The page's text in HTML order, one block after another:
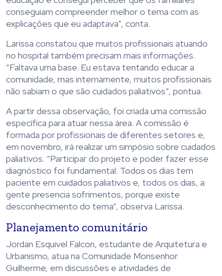
conseguiam compreender melhor o tema com as
explicações que eu adaptava”, conta.
Larissa constatou que muitos profissionais atuando
no hospital também precisam mais informações.
“Faltava uma base. Eu estava tentando educar a
comunidade, mas internamente, muitos profissionais
não sabiam o que são cuidados paliativos”, pontua.
A partir dessa observação, foi criada uma comissão
específica para atuar nessa área. A comissão é
formada por profissionais de diferentes setores e,
em novembro, irá realizar um simpósio sobre cuidados
paliativos. “Participar do projeto e poder fazer esse
diagnóstico foi fundamental. Todos os dias tem
paciente em cuidados paliativos e, todos os dias, a
gente presencia sofrimentos, porque existe
desconhecimento do tema”, observa Larissa.
Planejamento comunitário
Jordan Esquivel Falcon, estudante de Arquitetura e
Urbanismo, atua na Comunidade Monsenhor
Guilherme, em discussões e atividades de